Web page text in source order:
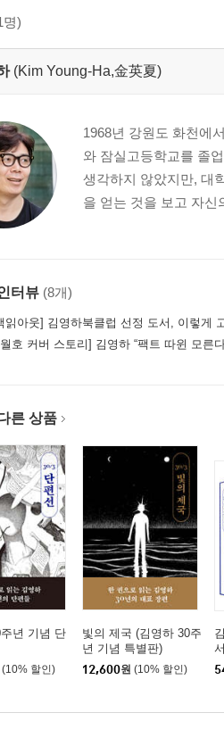
명)
(Kim Young-Ha,金英夏)
1968년 강원도 화천에
와 잠실고등학교를 졸
생각하지 않았지만, 대
을 얻는 것을 보고 자신
터뷰 (8개)
읽아웃] 김영하북클럽 선정 도서, 이렇게 고
호 커버 스토리] 김영하 “팩트 따윈 모른다.
른 상품
년 기념 단
(10% 할인)
빛의 제국 (김영하 30주
년 기념 특별판)
12,600원 (10% 할인)